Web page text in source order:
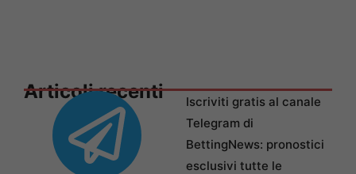
Articoli recenti
Iscriviti gratis al canale
Telegram di
BettingNews: pronostici
esclusivi tutte le